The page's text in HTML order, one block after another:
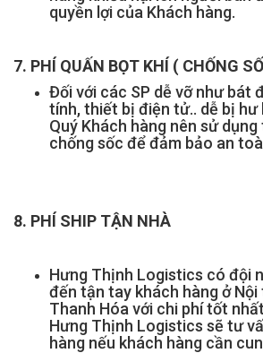
quyền lợi của Khách hàng.
7. PHÍ QUẤN BỌT KHÍ ( CHỐNG
Đối với các SP dễ vỡ như bát
tính, thiết bị điện tử.. dễ bị hư
Quý Khách hàng nên sử
chống sốc để đảm bảo an
8. PHÍ SHIP TẬN NHÀ
Hưng Thịnh Logistics có đội
đến tận tay khách hàng ở
Thanh Hóa với chi phí tốt
Hưng Thịnh Logistics sẽ tư
hàng nếu khách hàng cần